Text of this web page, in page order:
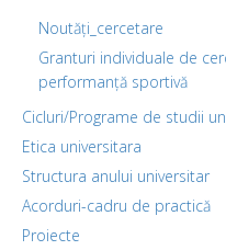
Noutăți_cercetare
Granturi individuale de
performanță sportivă
Cicluri/Programe de studii
Etica universitara
Structura anului universitar
Acorduri-cadru de practică
Proiecte